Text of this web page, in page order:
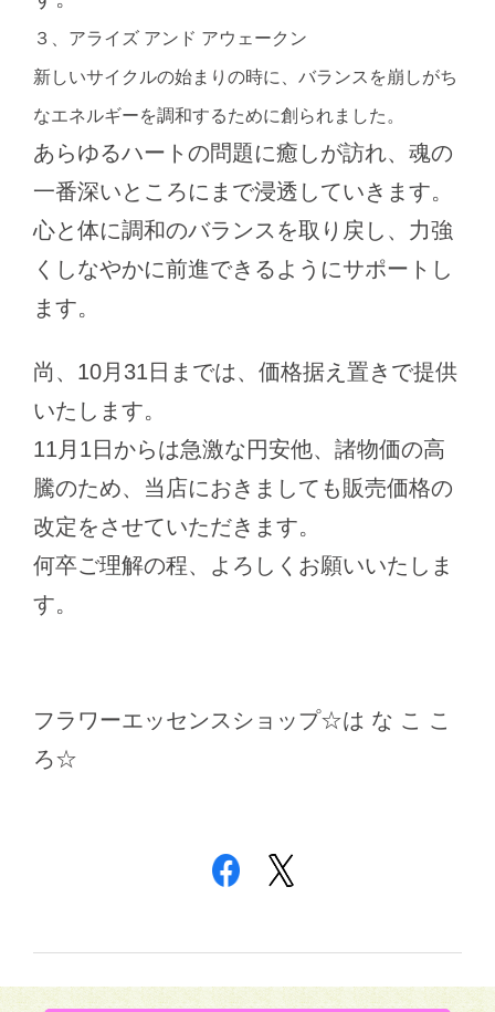
３、アライズ アンド アウェークン
新しいサイクルの始まりの時に、バランスを崩しがち
なエネルギーを調和するために創られました。
あらゆるハートの問題に癒しが訪れ、魂の
一番深いところにまで浸透していきます。
心と体に調和のバランスを取り戻し、力強
くしなやかに前進できるようにサポートし
ます。
尚、10月31日までは、価格据え置きで提供
いたします。
11月1日からは急激な円安他、諸物価の高
騰のため、当店におきましても販売価格の
改定をさせていただきます。
何卒ご理解の程、よろしくお願いいたしま
す。
フラワーエッセンスショップ☆は な こ こ
ろ☆